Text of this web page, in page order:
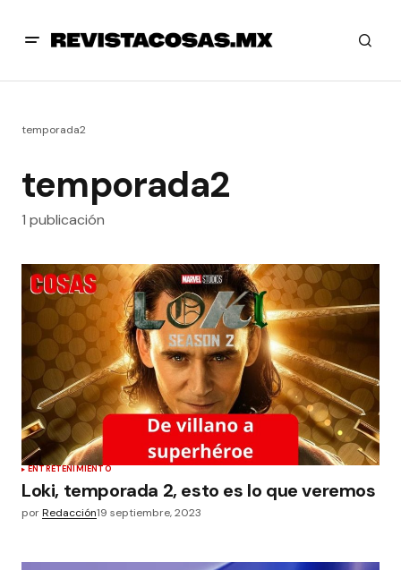
temporada2
temporada2
1 publicación
ENTRETENIMIENTO
Loki, temporada 2, esto es lo que veremos
porRedacción19 septiembre, 2023